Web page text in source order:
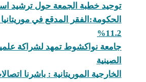
توحيد خطبة الجمعة حول ترشيد
11.2%
جامعة نواكشوط تمهد لشراكة
الصينية
الخارجية الموريتانية : باشرنا